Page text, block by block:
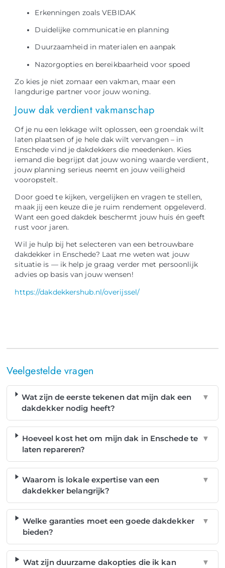
Erkenningen zoals VEBIDAK
Duidelijke communicatie en planning
Duurzaamheid in materialen en aanpak
Nazorgopties en bereikbaarheid voor spoed
Zo kies je niet zomaar een vakman, maar een
langdurige partner voor jouw woning.
Jouw dak verdient vakmanschap
Of je nu een lekkage wilt oplossen, een groendak wilt
laten plaatsen of je hele dak wilt vervangen – in
Enschede vind je dakdekkers die meedenken. Kies
iemand die begrijpt dat jouw woning waarde verdient,
jouw planning serieus neemt en jouw veiligheid
vooropstelt.
Door goed te kijken, vergelijken en vragen te stellen,
maak jij een keuze die je ruim rendement opgeleverd.
Want een goed dakdek beschermt jouw huis én geeft
rust voor jaren.
Wil je hulp bij het selecteren van een betrouwbare
dakdekker in Enschede? Laat me weten wat jouw
situatie is — ik help je graag verder met persoonlijk
advies op basis van jouw wensen!
https://dakdekkershub.nl/overijssel/
Veelgestelde vragen
Wat zijn de eerste tekenen dat mijn dak een
dakdekker nodig heeft?
▼
Hoeveel kost het om mijn dak in Enschede te
laten repareren?
▼
Waarom is lokale expertise van een
dakdekker belangrijk?
▼
Welke garanties moet een goede dakdekker
bieden?
▼
Wat zijn duurzame dakopties die ik kan ▼